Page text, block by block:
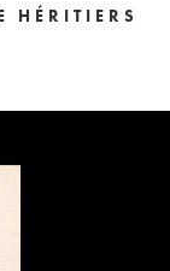
HÉRITIERS